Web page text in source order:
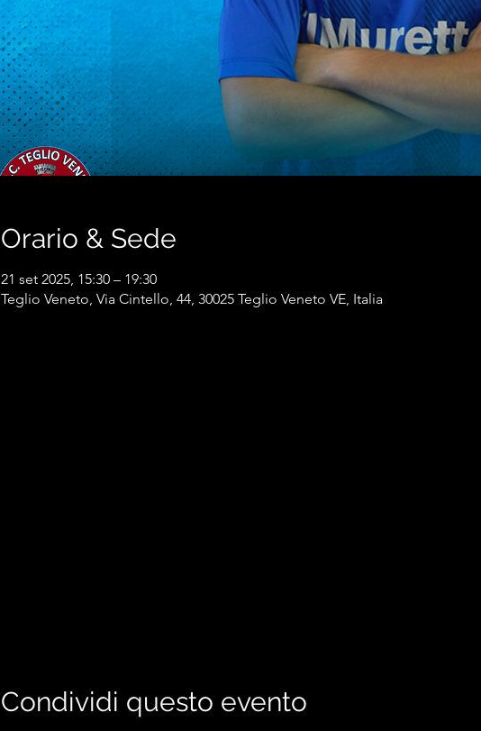
Orario & Sede
21 set 2025, 15:30 – 19:30
Teglio Veneto, Via Cintello, 44, 30025 Teglio Veneto VE, Italia
Condividi questo evento